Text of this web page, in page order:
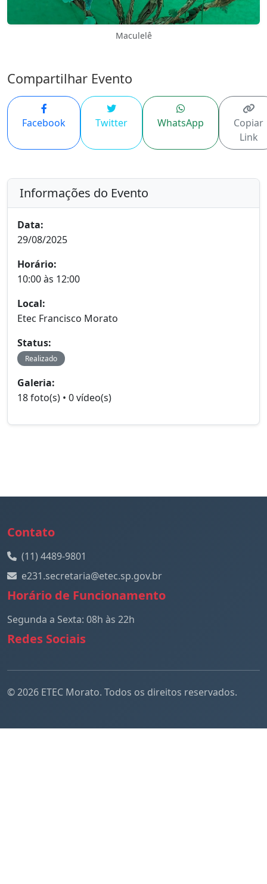
Maculelê
Compartilhar Evento
Facebook Twitter WhatsApp
Copiar
Link
Informações do Evento
Data:
29/08/2025
Horário:
10:00 às 12:00
Local:
Etec Francisco Morato
Status:
Realizado
Galeria:
18 foto(s) • 0 vídeo(s)
Contato
(11) 4489-9801
e231.secretaria@etec.sp.gov.br
Horário de Funcionamento
Segunda a Sexta: 08h às 22h
Redes Sociais
© 2026 ETEC Morato. Todos os direitos reservados.